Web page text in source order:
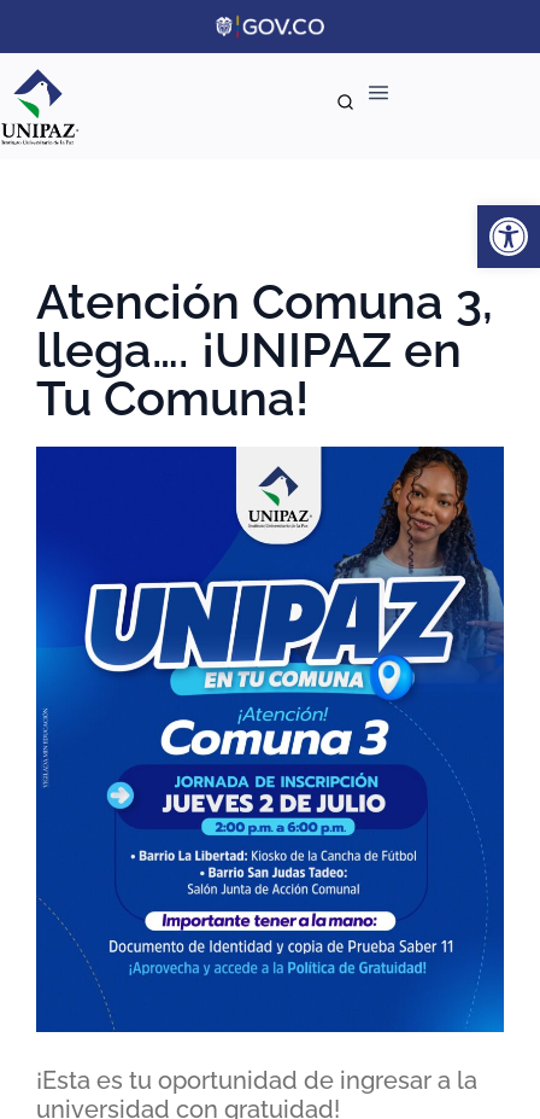
Atención Comuna 3,
llega…. ¡UNIPAZ en
Tu Comuna!
¡Esta es tu oportunidad de ingresar a la
universidad con gratuidad!